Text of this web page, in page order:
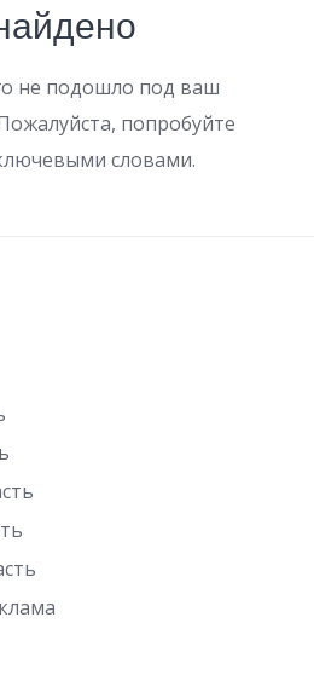
не подошло под ваш
попробуйте
словами.